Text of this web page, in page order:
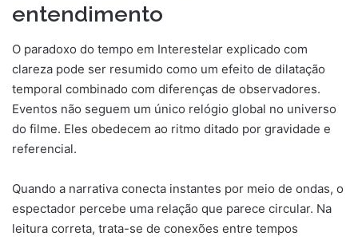
entendimento
O paradoxo do tempo em Interestelar explicado com
clareza pode ser resumido como um efeito de dilatação
temporal combinado com diferenças de observadores.
Eventos não seguem um único relógio global no universo
do filme. Eles obedecem ao ritmo ditado por gravidade e
referencial.
Quando a narrativa conecta instantes por meio de ondas, o
espectador percebe uma relação que parece circular. Na
leitura correta, trata-se de conexões entre tempos